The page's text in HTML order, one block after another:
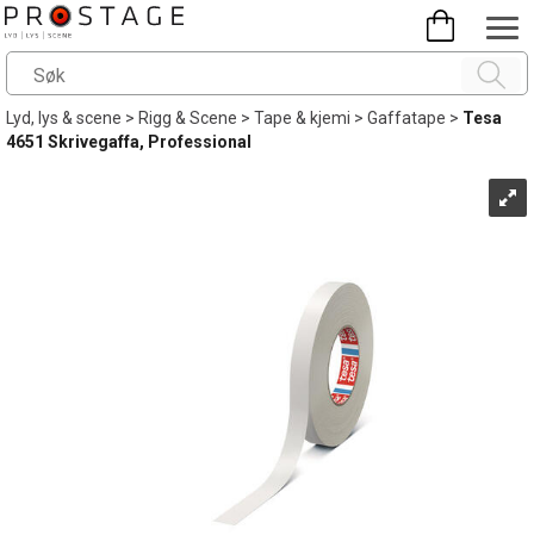
Lyd, lys & scene>Rigg & Scene>Tape & kjemi>Gaffatape>Tesa
4651 Skrivegaffa, Professional